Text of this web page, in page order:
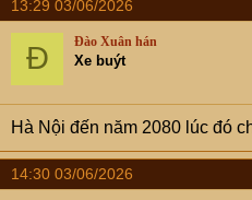
c
t
n
s
:
13:29 03/06/2026
Đ Đào Xuân hán
Xe buýt
Hà Nội đến năm 2080 lúc đó
14:30 03/06/2026